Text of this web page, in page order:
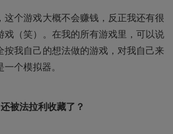
这个游戏大概不会赚钱，反正我还有很
戏（笑）。在我的所有游戏里，可以说
按我自己的想法做的游戏，对我自己来
个模拟器。
被法拉利收藏了？